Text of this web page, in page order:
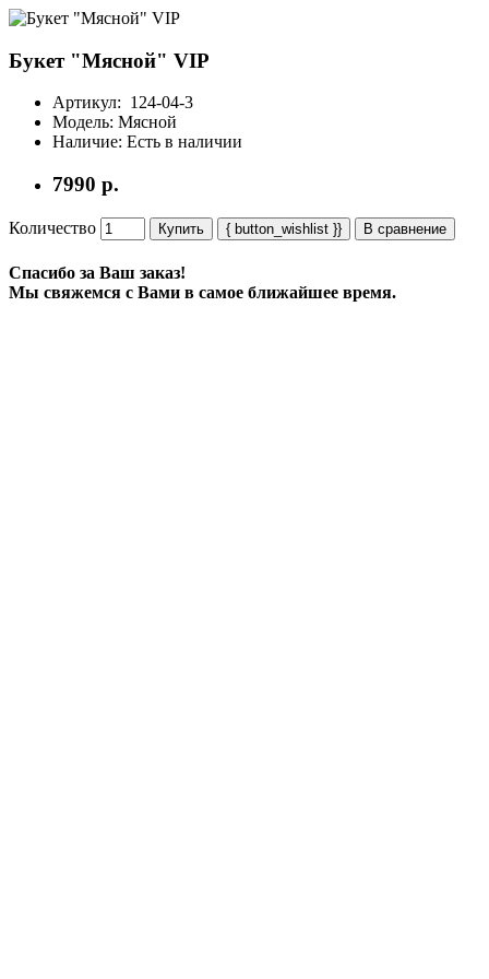
Букет "Мясной" VIP
Артикул: 124-04-3
Модель: Мясной
Наличие: Есть в наличии
7990 р.
Количество Купить { button_wishlist }} В сравнение
Спасибо за Ваш заказ!
Мы свяжемся с Вами в самое ближайшее время.